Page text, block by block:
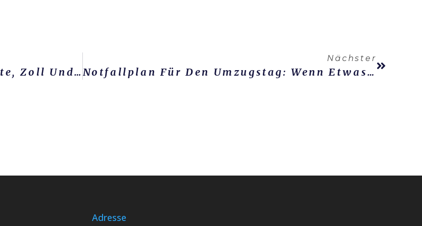
Internationaler Umzug: Dokumente, Zoll Und Realistische Planung
Nächster
Notfallplan Für Den Umzugstag: Wenn Etwas Schiefgeht
Adresse